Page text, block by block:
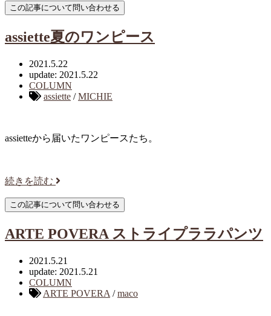
assiette夏のワンピース
2021.5.22
update: 2021.5.22
COLUMN
assiette /MICHIE
assietteから届いたワンピースたち。
続きを読む
ARTE POVERA ストライプララパンツ
2021.5.21
update: 2021.5.21
COLUMN
ARTE POVERA /maco